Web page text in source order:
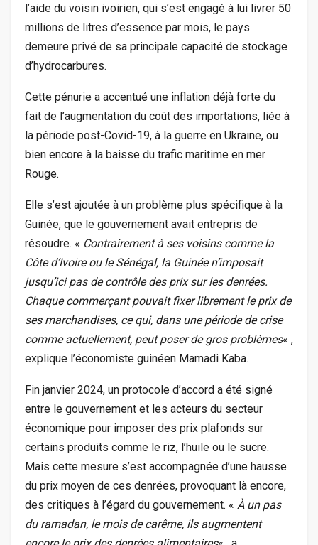
l’aide du voisin ivoirien, qui s’est engagé à lui livrer 50
millions de litres d’essence par mois, le pays
demeure privé de sa principale capacité de stockage
d’hydrocarbures.
Cette pénurie a accentué une inflation déjà forte du
fait de l’augmentation du coût des importations, liée à
la période post-Covid-19, à la guerre en Ukraine, ou
bien encore à la baisse du trafic maritime en mer
Rouge.
Elle s’est ajoutée à un problème plus spécifique à la
Guinée, que le gouvernement avait entrepris de
résoudre. « Contrairement à ses voisins comme la
Côte d’Ivoire ou le Sénégal, la Guinée n’imposait
jusqu’ici pas de contrôle des prix sur les denrées.
Chaque commerçant pouvait fixer librement le prix de
ses marchandises, ce qui, dans une période de crise
comme actuellement, peut poser de gros problèmes« ,
explique l’économiste guinéen Mamadi Kaba.
Fin janvier 2024, un protocole d’accord a été signé
entre le gouvernement et les acteurs du secteur
économique pour imposer des prix plafonds sur
certains produits comme le riz, l’huile ou le sucre.
Mais cette mesure s’est accompagnée d’une hausse
du prix moyen de ces denrées, provoquant là encore,
des critiques à l’égard du gouvernement. « À un pas
du ramadan, le mois de carême, ils augmentent